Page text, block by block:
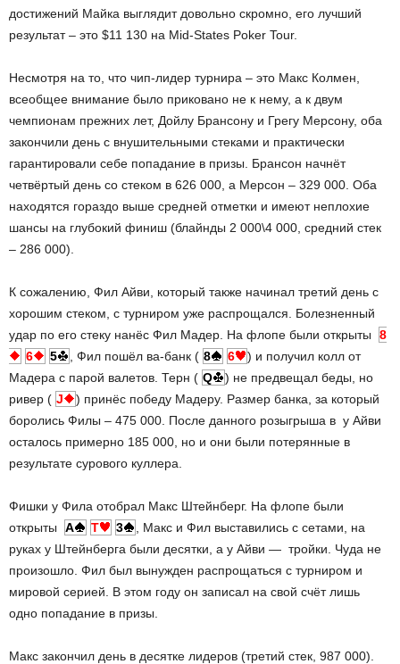
достижений Майка выглядит довольно скромно, его лучший
результат – это $11 130 на Mid-States Poker Tour.
Несмотря на то, что чип-лидер турнира – это Макс Колмен,
всеобщее внимание было приковано не к нему, а к двум
чемпионам прежних лет, Дойлу Брансону и Грегу Мерсону, оба
закончили день с внушительными стеками и практически
гарантировали себе попадание в призы. Брансон начнёт
четвёртый день со стеком в 626 000, а Мерсон – 329 000. Оба
находятся гораздо выше средней отметки и имеют неплохие
шансы на глубокий финиш (блайнды 2 000\4 000, средний стек
– 286 000).
К сожалению, Фил Айви, который также начинал третий день с
хорошим стеком, с турниром уже распрощался. Болезненный
удар по его стеку нанёс Фил Мадер. На флопе были открыты 8
6
5 , Фил пошёл ва-банк ( 8 6
) и получил колл от
Мадера с парой валетов. Терн ( Q
) не предвещал беды, но
ривер ( J
) принёс победу Мадеру. Размер банка, за который
боролись Филы – 475 000. После данного розыгрыша в у Айви
осталось примерно 185 000, но и они были потерянные в
результате сурового куллера.
Фишки у Фила отобрал Макс Штейнберг. На флопе были
открыты A T 3
, Макс и Фил выставились с сетами, на
руках у Штейнберга были десятки, а у Айви — тройки. Чуда не
произошло. Фил был вынужден распрощаться с турниром и
мировой серией. В этом году он записал на свой счёт лишь
одно попадание в призы.
Макс закончил день в десятке лидеров (третий стек, 987 000).